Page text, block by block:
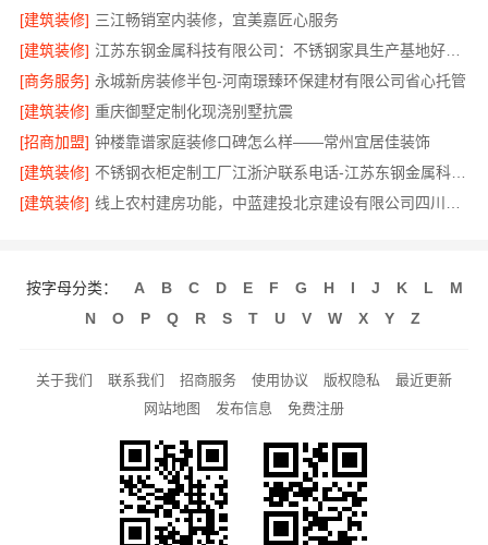
[建筑装修] 三江畅销室内装修，宜美嘉匠心服务
[建筑装修]
江苏东钢金属科技有限公司：不锈钢家具生产基地好不好
[商务服务] 永城新房装修半包-河南璟臻环保建材有限公司省心托管
[建筑装修] 重庆御墅定制化现浇别墅抗震
[招商加盟] 钟楼靠谱家庭装修口碑怎么样——常州宜居佳装饰
[建筑装修]
不锈钢衣柜定制工厂江浙沪联系电话-江苏东钢金属科技有限公司
[建筑装修]
按字母分类： A B C D E F G H I J K L
M
N
O P Q R S T U V W X Y Z
关于我们 联系我们 招商服务 使用协议 版权隐私
最近更新
网站地图
发布信息 免费注册